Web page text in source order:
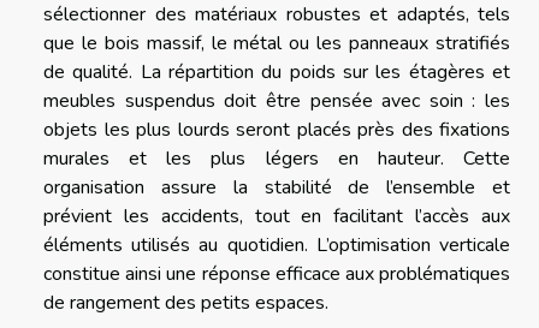
sélectionner des matériaux robustes et adaptés, tels
que le bois massif, le métal ou les panneaux stratifiés
de qualité. La répartition du poids sur les étagères et
meubles suspendus doit être pensée avec soin : les
objets les plus lourds seront placés près des fixations
murales et les plus légers en hauteur. Cette
organisation assure la stabilité de l’ensemble et
prévient les accidents, tout en facilitant l’accès aux
éléments utilisés au quotidien. L’optimisation verticale
constitue ainsi une réponse efficace aux problématiques
de rangement des petits espaces.